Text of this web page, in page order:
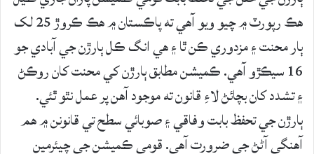
هڪ رپورٽ ۾ چيو ويو آهي ته پاڪستان ۾ هڪ ڪروڙ 25 لک
ٻار محنت ۽ مزدوري ڪن ٿا ۽ هي انگ ڪل ٻارڙن جي آبادي جو
16 سيڪڙو آهي. ڪميشن مطابق ٻارڙن کي محنت کان روڪڻ
۽ تشدد کان بچائڻ لاءِ قانون ته موجود آهن پر عمل نٿو ٿئي.
ٻارڙن جي تحفظ بابت وفاقي ۽ صوبائي سطح تي قانونن ۾ هم
آهنگي آڻڻ جي ضرورت آهي. قومي ڪميشن جي چيئرمين